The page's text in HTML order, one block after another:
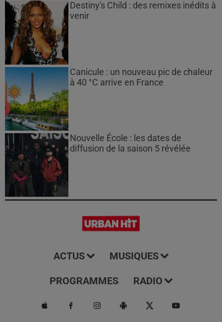
Destiny's Child : des remixes inédits à
venir
Canicule : un nouveau pic de chaleur
à 40 °C arrive en France
Nouvelle École : les dates de
diffusion de la saison 5 révélée
ACTUS MUSIQUES
PROGRAMMES RADIO